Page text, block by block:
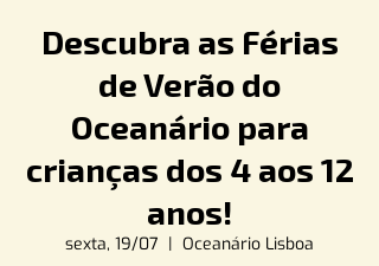
Descubra as Férias
de Verão do
Oceanário para
crianças dos 4 aos 12
anos!
sexta, 19/07
  |
Oceanário Lisboa